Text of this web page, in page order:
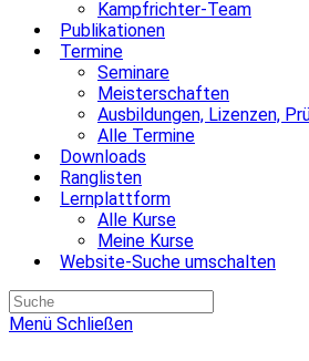
Kampfrichter-Team
Publikationen
Termine
Seminare
Meisterschaften
Ausbildungen, Lizenzen,
Alle Termine
Downloads
Ranglisten
Lernplattform
Alle Kurse
Meine Kurse
Website-Suche umschalten
Menü Schließen